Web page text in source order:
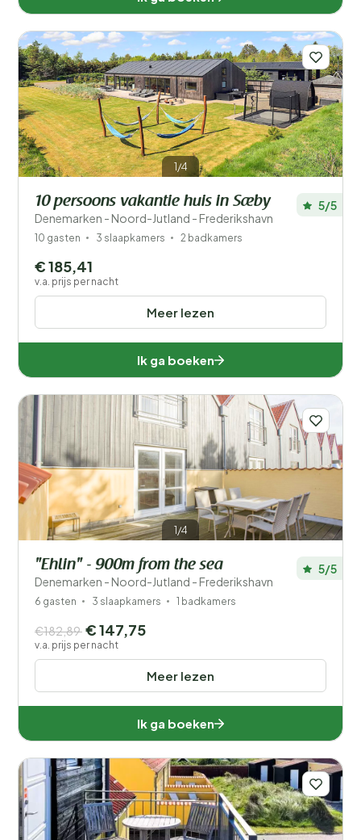
1/4
10 persoons vakantie huis in Sæby
Denemarken - Noord-Jutland - Frederikshavn
5/5
10 gasten 3 slaapkamers 2 badkamers
Meer lezen
€ 185,41
v.a. prijs per nacht
Ik ga boeken
1/4
"Ehlin" - 900m from the sea
Denemarken - Noord-Jutland - Frederikshavn
5/5
6 gasten 3 slaapkamers 1 badkamers
Meer lezen
€182,89 € 147,75
v.a. prijs per nacht
Ik ga boeken